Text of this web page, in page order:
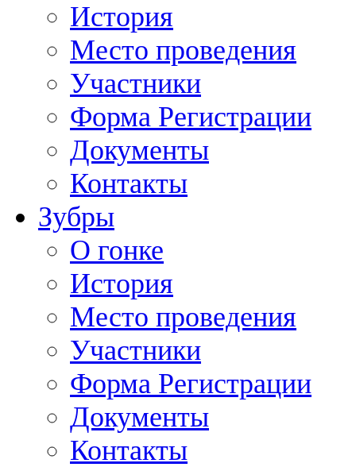
История
Место проведения
Участники
Форма Регистрации
Документы
Контакты
Зубры
О гонке
История
Место проведения
Участники
Форма Регистрации
Документы
Контакты